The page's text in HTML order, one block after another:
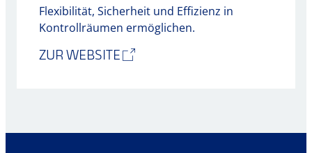
Flexibilität, Sicherheit und Effizienz in
Kontrollräumen ermöglichen.
ZUR WEBSITE